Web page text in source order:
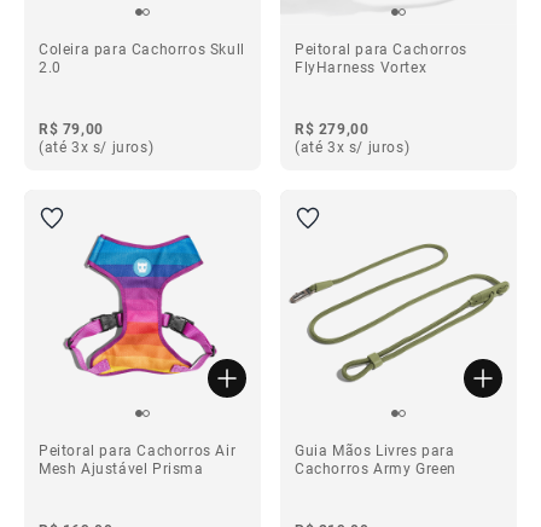
Coleira para Cachorros Skull
2.0
R$ 79,00
(até 3x s/ juros)
Peitoral para Cachorros
FlyHarness Vortex
R$ 279,00
(até 3x s/ juros)
Peitoral para Cachorros Air
Mesh Ajustável Prisma
Guia Mãos Livres para
Cachorros Army Green